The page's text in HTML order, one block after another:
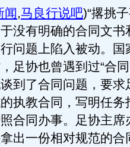
闻,马良行说吧)“撂挑
没有明确的合同文书
问题上陷入被动。国
足协也曾遇到过“合
到了合同问题，要求
执教合同，写明任务
合同办事。足协主席
出一份相对规范的合